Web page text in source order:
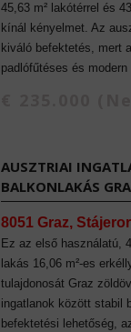
45,63 m² lakótérrel és
kínál kényelmet. Az
kiváló befektetés, mert
padlófűtéses és
AUSZTRIAI
BALKONLAKÁS
8051 Graz,
Ez az első használatú,
lakás 16,06 m²-es
tulajdonosát Graz
ingatlanok között stabil
befektetési lehetőség,